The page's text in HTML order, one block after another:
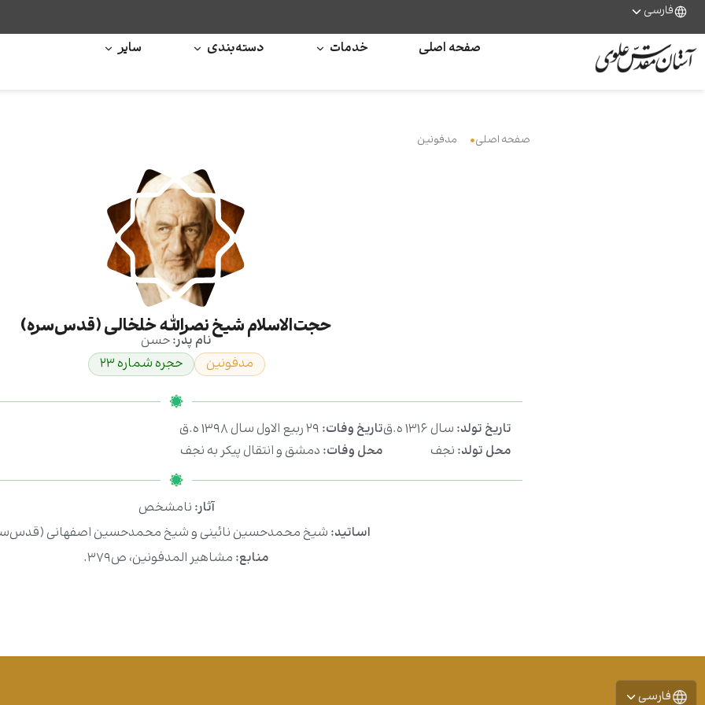
فارسی
صفحه اصلی خدمات دسته‌بندی سایر
صفحه اصلی مدفونین
حجت‌الاسلام شیخ نصرالله خلخالی (قدس‌سره)
نام پدر:حسن
مدفونین
حجره شماره ۲۳
تاریخ تولد: سال ۱۳۱۶ ه.ق
محل تولد: نجف
تاریخ وفات: ۲۹ ربیع الاول سال ۱۳۹۸ ه.ق
محل وفات: دمشق و انتقال پیکر به نجف
آثار: نامشخص
اساتید: شیخ محمدحسین نائینی و شیخ محمدحسین اصفهانی
منابع: مشاهیر المدفونین، ص۳۷۹.
فارسی